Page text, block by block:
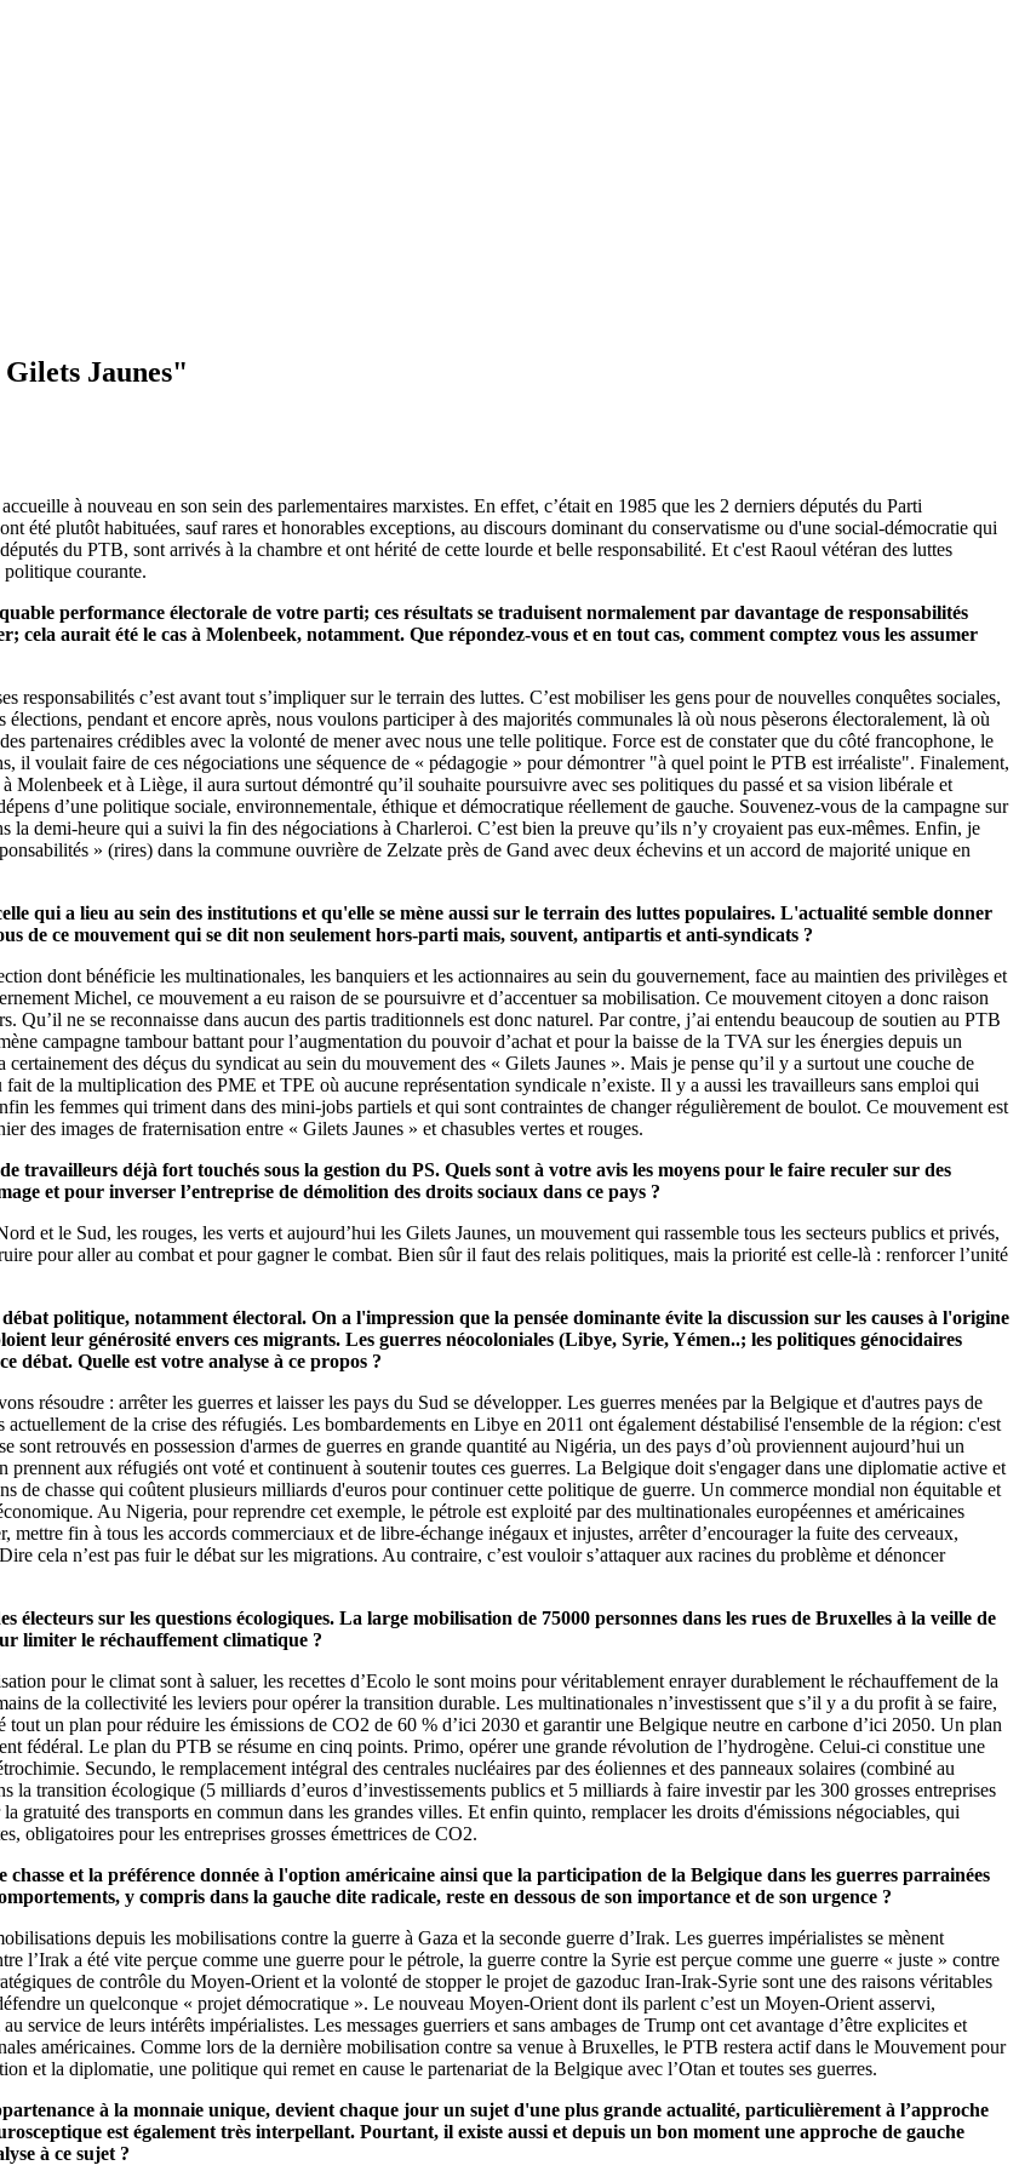
Jaunes"
à nouveau en son sein des parlementaires marxistes. En effet, c’était en 1985 que les 2 derniers députés du Parti
été plutôt habituées, sauf rares et honorables exceptions, au discours dominant du conservatisme ou d'une social-démocratie qui
du PTB, sont arrivés à la chambre et ont hérité de cette lourde et belle responsabilité. Et c'est Raoul vétéran des luttes
politique courante.
performance électorale de votre parti; ces résultats se traduisent normalement par davantage de responsabilités
cela aurait été le cas à Molenbeek, notamment. Que répondez-vous et en tout cas, comment comptez vous les assumer
responsabilités c’est avant tout s’impliquer sur le terrain des luttes. C’est mobiliser les gens pour de nouvelles conquêtes sociales,
pendant et encore après, nous voulons participer à des majorités communales là où nous pèserons électoralement, là où
partenaires crédibles avec la volonté de mener avec nous une telle politique. Force est de constater que du côté francophone, le
il voulait faire de ces négociations une séquence de « pédagogie » pour démontrer "à quel point le PTB est irréaliste". Finalement,
Molenbeek et à Liège, il aura surtout démontré qu’il souhaite poursuivre avec ses politiques du passé et sa vision libérale et
d’une politique sociale, environnementale, éthique et démocratique réellement de gauche. Souvenez-vous de la campagne sur
demi-heure qui a suivi la fin des négociations à Charleroi. C’est bien la preuve qu’ils n’y croyaient pas eux-mêmes. Enfin, je
» (rires) dans la commune ouvrière de Zelzate près de Gand avec deux échevins et un accord de majorité unique en
qui a lieu au sein des institutions et qu'elle se mène aussi sur le terrain des luttes populaires. L'actualité semble donner
de ce mouvement qui se dit non seulement hors-parti mais, souvent, antipartis et anti-syndicats ?
dont bénéficie les multinationales, les banquiers et les actionnaires au sein du gouvernement, face au maintien des privilèges et
Michel, ce mouvement a eu raison de se poursuivre et d’accentuer sa mobilisation. Ce mouvement citoyen a donc raison
Qu’il ne se reconnaisse dans aucun des partis traditionnels est donc naturel. Par contre, j’ai entendu beaucoup de soutien au PTB
campagne tambour battant pour l’augmentation du pouvoir d’achat et pour la baisse de la TVA sur les énergies depuis un
des déçus du syndicat au sein du mouvement des « Gilets Jaunes ». Mais je pense qu’il y a surtout une couche de
de la multiplication des PME et TPE où aucune représentation syndicale n’existe. Il y a aussi les travailleurs sans emploi qui
les femmes qui triment dans des mini-jobs partiels et qui sont contraintes de changer régulièrement de boulot. Ce mouvement est
des images de fraternisation entre « Gilets Jaunes » et chasubles vertes et rouges.
travailleurs déjà fort touchés sous la gestion du PS. Quels sont à votre avis les moyens pour le faire reculer sur des
et pour inverser l’entreprise de démolition des droits sociaux dans ce pays ?
et le Sud, les rouges, les verts et aujourd’hui les Gilets Jaunes, un mouvement qui rassemble tous les secteurs publics et privés,
pour aller au combat et pour gagner le combat. Bien sûr il faut des relais politiques, mais la priorité est celle-là : renforcer l’unité
politique, notamment électoral. On a l'impression que la pensée dominante évite la discussion sur les causes à l'origine
leur générosité envers ces migrants. Les guerres néocoloniales (Libye, Syrie, Yémen..; les politiques génocidaires
débat. Quelle est votre analyse à ce propos ?
résoudre : arrêter les guerres et laisser les pays du Sud se développer. Les guerres menées par la Belgique et d'autres pays de
de la crise des réfugiés. Les bombardements en Libye en 2011 ont également déstabilisé l'ensemble de la région: c'est
retrouvés en possession d'armes de guerres en grande quantité au Nigéria, un des pays d’où proviennent aujourd’hui un
aux réfugiés ont voté et continuent à soutenir toutes ces guerres. La Belgique doit s'engager dans une diplomatie active et
de chasse qui coûtent plusieurs milliards d'euros pour continuer cette politique de guerre. Un commerce mondial non équitable et
Au Nigeria, pour reprendre cet exemple, le pétrole est exploité par des multinationales européennes et américaines
fin à tous les accords commerciaux et de libre-échange inégaux et injustes, arrêter d’encourager la fuite des cerveaux,
cela n’est pas fuir le débat sur les migrations. Au contraire, c’est vouloir s’attaquer aux racines du problème et dénoncer
électeurs sur les questions écologiques. La large mobilisation de 75000 personnes dans les rues de Bruxelles à la veille de
limiter le réchauffement climatique ?
pour le climat sont à saluer, les recettes d’Ecolo le sont moins pour véritablement enrayer durablement le réchauffement de la
de la collectivité les leviers pour opérer la transition durable. Les multinationales n’investissent que s’il y a du profit à se faire,
un plan pour réduire les émissions de CO2 de 60 % d’ici 2030 et garantir une Belgique neutre en carbone d’ici 2050. Un plan
fédéral. Le plan du PTB se résume en cinq points. Primo, opérer une grande révolution de l’hydrogène. Celui-ci constitue une
Secundo, le remplacement intégral des centrales nucléaires par des éoliennes et des panneaux solaires (combiné au
la transition écologique (5 milliards d’euros d’investissements publics et 5 milliards à faire investir par les 300 grosses entreprises
gratuité des transports en commun dans les grandes villes. Et enfin quinto, remplacer les droits d'émissions négociables, qui
obligatoires pour les entreprises grosses émettrices de CO2.
et la préférence donnée à l'option américaine ainsi que la participation de la Belgique dans les guerres parrainées
y compris dans la gauche dite radicale, reste en dessous de son importance et de son urgence ?
depuis les mobilisations contre la guerre à Gaza et la seconde guerre d’Irak. Les guerres impérialistes se mènent
l’Irak a été vite perçue comme une guerre pour le pétrole, la guerre contre la Syrie est perçue comme une guerre « juste » contre
de contrôle du Moyen-Orient et la volonté de stopper le projet de gazoduc Iran-Irak-Syrie sont une des raisons véritables
un quelconque « projet démocratique ». Le nouveau Moyen-Orient dont ils parlent c’est un Moyen-Orient asservi,
service de leurs intérêts impérialistes. Les messages guerriers et sans ambages de Trump ont cet avantage d’être explicites et
américaines. Comme lors de la dernière mobilisation contre sa venue à Bruxelles, le PTB restera actif dans le Mouvement pour
et la diplomatie, une politique qui remet en cause le partenariat de la Belgique avec l’Otan et toutes ses guerres.
à la monnaie unique, devient chaque jour un sujet d'une plus grande actualité, particulièrement à l’approche
est également très interpellant. Pourtant, il existe aussi et depuis un bon moment une approche de gauche
à ce sujet ?